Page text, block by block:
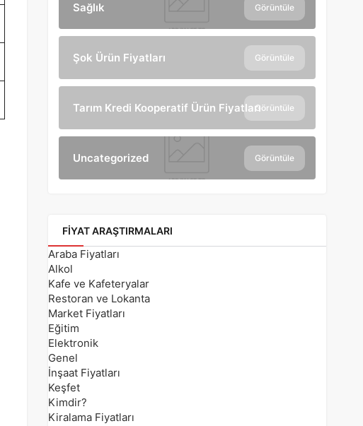
Sağlık Görüntüle
Şok Ürün Fiyatları Görüntüle
Tarım Kredi Kooperatif Ürün FiyatlarıGörüntüle
Uncategorized Görüntüle
FIYAT ARAŞTIRMALARI
Araba Fiyatları
Alkol
Kafe ve Kafeteryalar
Restoran ve Lokanta
Market Fiyatları
Eğitim
Elektronik
Genel
İnşaat Fiyatları
Keşfet
Kimdir?
Kiralama Fiyatları